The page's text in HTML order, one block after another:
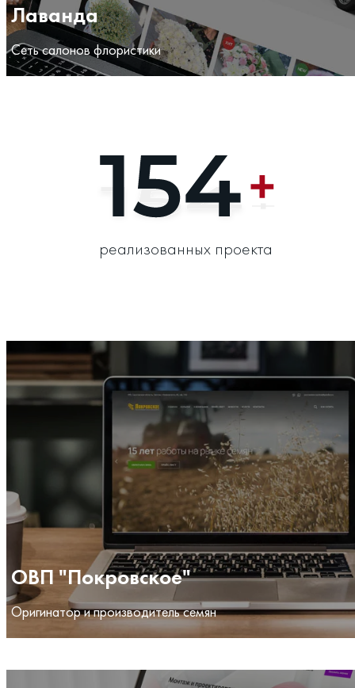
Лаванда
Сеть салонов флористики
реализованных проекта
ОВП "Покровское"
Оригинатор и производитель семян